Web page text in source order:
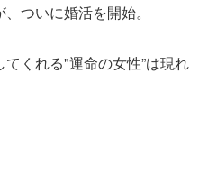
ついに婚活を開始。
くれる"運命の女性”は現れ